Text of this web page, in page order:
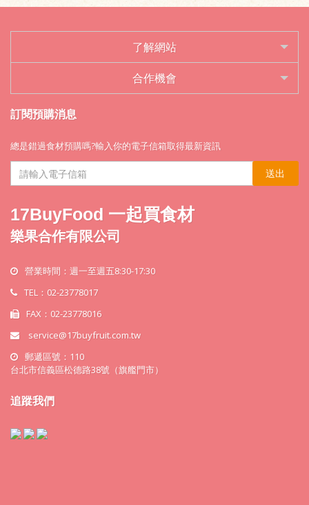
了解網站
合作機會
訂閱預購消息
總是錯過食材預購嗎?輸入你的電子信箱取得最新資訊
送出
17BuyFood 一起買食材
樂果合作有限公司
營業時間：週一至週五8:30-17:30
TEL：02-23778017
FAX：02-23778016
service@17buyfruit.com.tw
郵遞區號：110
台北市信義區松德路38號（旗艦門市）
追蹤我們